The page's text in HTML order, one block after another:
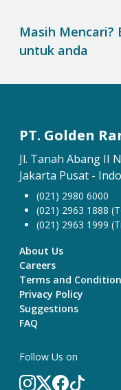
Masih
untuk anda
PT. Golden
Jl. Tanah Abang II
Jakarta Pusat -
(021) 2980 6000
(021) 2963 1888
(021) 2963 1999
About Us
Careers
Terms and
Privacy Policy
Suggestions
FAQ
Follow Us on